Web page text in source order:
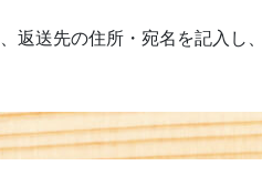
送先の住所・宛名を記入し